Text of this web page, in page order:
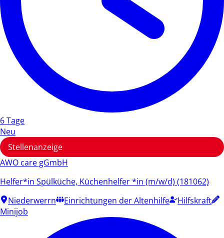
6 Tage
Neu
Stellenanzeige
AWO care gGmbH
Helfer*in Spülküche, Küchenhelfer *in (m/w/d) (181062)
Niederwerrn
Einrichtungen der Altenhilfe
Hilfskraft
Minijob